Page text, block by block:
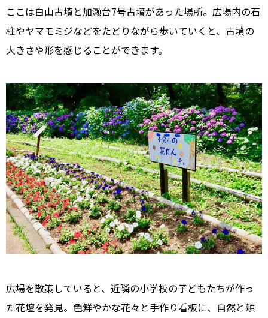
ここは白山古墳と加瀬台7号古墳があった場所。広場内の石
柱やヤマモミジなどをたどりながら歩いていくと、古墳の
大きさや形を感じることができます。
広場を散策していると、近隣の小学校の子どもたちが作っ
た花壇を発見。色鮮やかな花々と手作り看板に、自然と頬